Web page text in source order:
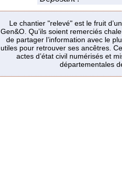
Le chantier "relevé" est le fruit
Gen&O. Qu’ils soient remerciés
de partager l’information avec le
utiles pour retrouver ses ancêtres.
actes d’état civil numérisés et
départementales